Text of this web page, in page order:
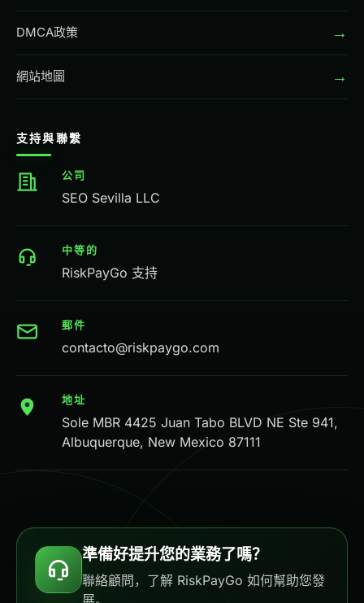
DMCA政策 →
網站地圖 →
支持與聯繫
公司
SEO Sevilla LLC
中等的
RiskPayGo 支持
郵件
contacto@riskpaygo.com
地址
Sole MBR 4425 Juan Tabo BLVD NE Ste 941,
Albuquerque, New Mexico 87111
準備好提升您的業務了嗎？
聯絡顧問，了解 RiskPayGo 如何幫助您發
展。